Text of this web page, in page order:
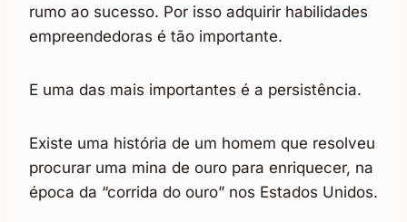
rumo ao sucesso. Por isso adquirir habilidades
empreendedoras é tão importante.
E uma das mais importantes é a persistência.
Existe uma história de um homem que resolveu
procurar uma mina de ouro para enriquecer, na
época da “corrida do ouro” nos Estados Unidos.